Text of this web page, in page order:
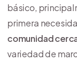
básico,
primera
comunidad
variedad de